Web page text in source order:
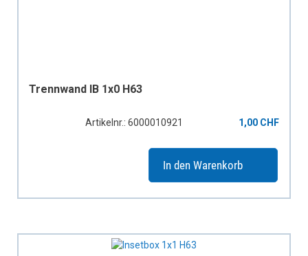
Trennwand IB 1x0 H63
Artikelnr.: 6000010921 1,00 CHF
In den Warenkorb